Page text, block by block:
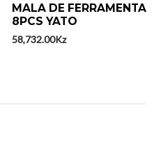
Avaliação
0
de
5
MALA DE FERRAMENTA
8PCS YATO
58,732.00Kz